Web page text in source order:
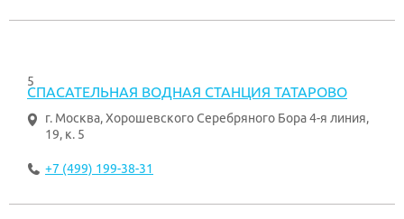
5
СПАСАТЕЛЬНАЯ ВОДНАЯ СТАНЦИЯ ТАТАРОВО
г. Москва,Хорошевского Серебряного Бора 4-я линия,
19, к. 5
+7 (499) 199-38-31